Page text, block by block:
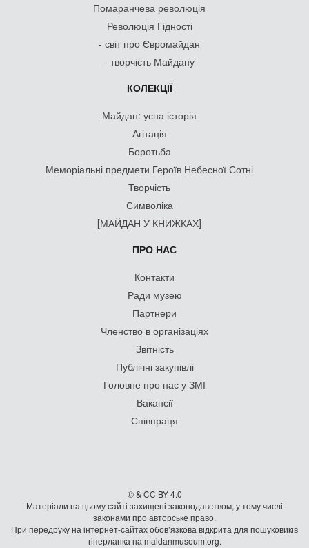
Помаранчева революція
Революція Гідності
- світ про Євромайдан
- творчість Майдану
КОЛЕКЦІЇ
Майдан: усна історія
Агітація
Боротьба
Меморіальні предмети Героїв Небесної Сотні
Творчість
Символіка
[МАЙДАН У КНИЖКАХ]
ПРО НАС
Контакти
Ради музею
Партнери
Членство в організаціях
Звітність
Публічні закупівлі
Головне про нас у ЗМІ
Вакансії
Співпраця
© & CC BY 4.0
Матеріали на цьому сайті захищені законодавством, у тому числі
законами про авторське право.
При передруку на iнтернет-сайтах обов’язкова відкрита для пошуковиків
гiперланка на maidanmuseum.org.